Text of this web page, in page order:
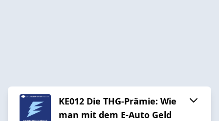
KE012 Die THG-Prämie: Wie
man mit dem E-Auto Geld